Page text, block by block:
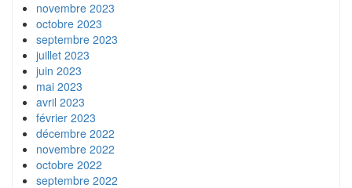
novembre 2023
octobre 2023
septembre 2023
juillet 2023
juin 2023
mai 2023
avril 2023
février 2023
décembre 2022
novembre 2022
octobre 2022
septembre 2022